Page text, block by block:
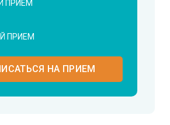
ПРИЕМ
ПРИЕМ
НА ПРИЕМ